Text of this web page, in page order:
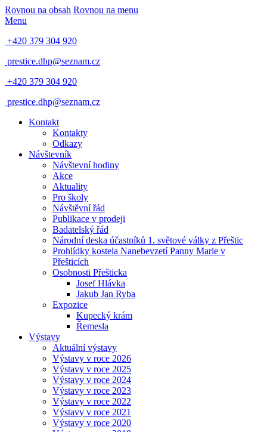
Rovnou na obsah Rovnou na menu
Menu
+420 379 304 920
prestice.dhp@seznam.cz
+420 379 304 920
prestice.dhp@seznam.cz
Kontakt
Kontakty
Odkazy
Návštevník
Návštevní hodiny
Akce
Aktuality
Pro školy
Návštěvní řád
Publikace v prodeji
Badatelský řád
Národní deska účastníků 1. světové války z Přeštic
Prohlídky kostela Nanebevzetí Panny Marie v
Přešticích
Osobnosti Přešticka
Josef Hlávka
Jakub Jan Ryba
Expozice
Kupecký krám
Řemesla
Výstavy
Aktuální výstavy
Výstavy v roce 2026
Výstavy v roce 2025
Výstavy v roce 2024
Výstavy v roce 2023
Výstavy v roce 2022
Výstavy v roce 2021
Výstavy v roce 2020